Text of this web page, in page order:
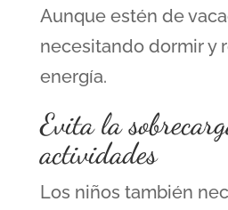
Aunque estén de
necesitando dormir y
energía.
Evita la
actividades
Los niños también